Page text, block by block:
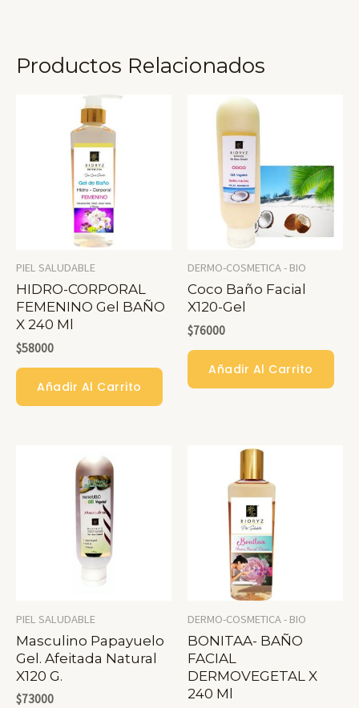
Productos Relacionados
PIEL SALUDABLE
HIDRO-CORPORAL
FEMENINO Gel BAÑO
X 240 Ml
$58000
Añadir Al Carrito
DERMO-COSMETICA - BIO
Coco Baño Facial
X120-Gel
$76000
Añadir Al Carrito
PIEL SALUDABLE
Masculino Papayuelo
Gel. Afeitada Natural
X120 G.
$73000
DERMO-COSMETICA - BIO
BONITAA- BAÑO
FACIAL
DERMOVEGETAL X
240 Ml